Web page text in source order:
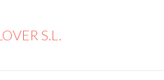
S.L.